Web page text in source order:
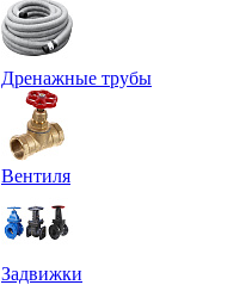
Дренажные трубы
Вентиля
Задвижки